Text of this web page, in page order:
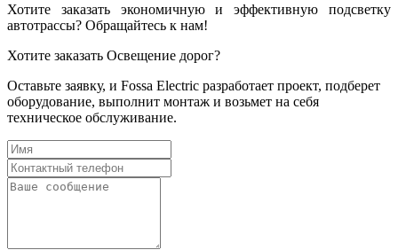
Хотите заказать экономичную и эффективную подсветку
автотрассы? Обращайтесь к нам!
Хотите заказать Освещение дорог?
Оставьте заявку, и Fossa Electric разработает проект, подберет
оборудование, выполнит монтаж и возьмет на себя
техническое обслуживание.